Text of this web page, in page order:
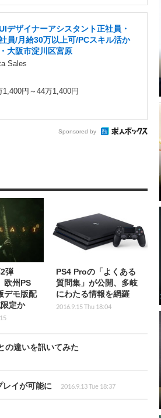
デザイナーアシスタント正社員・
員/月給30万以上可/PCスキル活か
大阪市淀川区宮原
Sales
1,400円～44万1,400円
Sponsored by
弾
欧州PS
デモ版配
定か
PS4 Proの「よくある
質問集」が公開、多岐
にわたる情報を網羅
2016.9.15 Thu 18:04
の違いを訊いてみた
イが可能に 2016.9.13 Tue 18:37